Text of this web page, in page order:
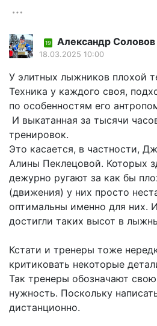
19 Александр Соловов
18.03.2025 10:00
У элитных лыжников плохой
Техника у каждого своя,
по особенностям его
И выкатанная за тысячи
тренировок.
Это касается, в частности,
Алины Пеклецовой. Которых
дежурно ругают за как бы
(движения) у них просто
оптимальны именно для них.
достигли таких высот в
Кстати и тренеры тоже
критиковать некоторые
Так тренеры обозначают
нужность. Поскольку
дистанционно.